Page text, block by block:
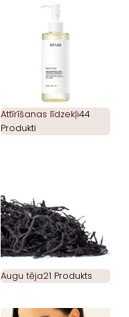
Attīrīšanas līdzekļi44
Produkti
Augu tēja21 Produkts